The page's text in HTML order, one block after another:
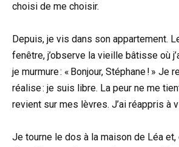
choisi de me choisir.
Depuis, je vis dans son appartement.
fenêtre, j’observe la vieille bâtisse où
je murmure : « Bonjour, Stéphane ! » Je
réalise : je suis libre. La peur ne me
revient sur mes lèvres. J’ai réappris à
Je tourne le dos à la maison de Léa et,